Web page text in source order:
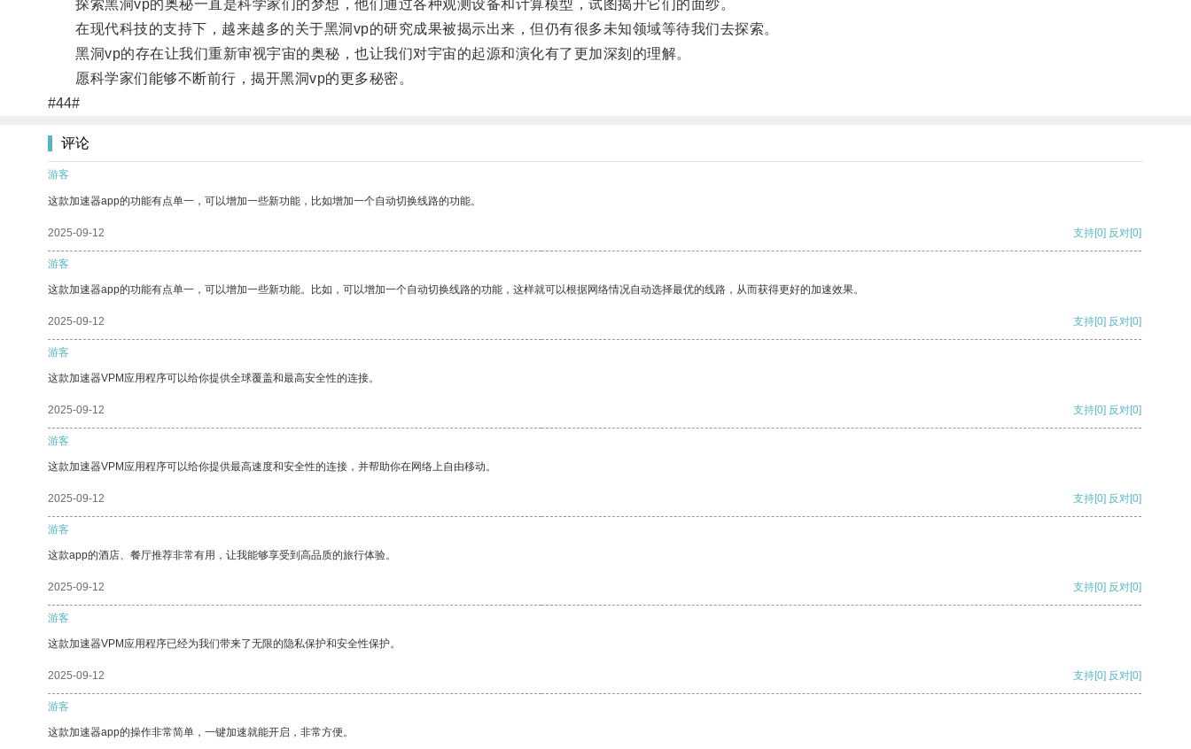
探索黑洞vp的奥秘一直是科学家们的梦想，他们通过各种观测设备和计算模型，试图揭开它们的面纱。
在现代科技的支持下，越来越多的关于黑洞vp的研究成果被揭示出来，但仍有很多未知领域等待我们去探索。
黑洞vp的存在让我们重新审视宇宙的奥秘，也让我们对宇宙的起源和演化有了更加深刻的理解。
愿科学家们能够不断前行，揭开黑洞vp的更多秘密。
#44#
评论
游客
这款加速器app的功能有点单一，可以增加一些新功能，比如增加一个自动切换线路的功能。
2025-09-12 支持[0] 反对[0]
游客
这款加速器app的功能有点单一，可以增加一些新功能。比如，可以增加一个自动切换线路的功能，这样就可以根据网络情况自动选择最优的线路，从而获得更好的加速效果。
2025-09-12 支持[0] 反对[0]
游客
这款加速器VPM应用程序可以给你提供全球覆盖和最高安全性的连接。
2025-09-12 支持[0] 反对[0]
游客
这款加速器VPM应用程序可以给你提供最高速度和安全性的连接，并帮助你在网络上自由移动。
2025-09-12 支持[0] 反对[0]
游客
这款app的酒店、餐厅推荐非常有用，让我能够享受到高品质的旅行体验。
2025-09-12 支持[0] 反对[0]
游客
这款加速器VPM应用程序已经为我们带来了无限的隐私保护和安全性保护。
2025-09-12 支持[0] 反对[0]
游客
这款加速器app的操作非常简单，一键加速就能开启，非常方便。